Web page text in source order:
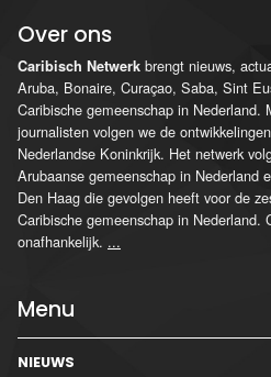
Over ons
Caribisch Netwerk brengt nieuws,
Aruba, Bonaire, Curaçao, Saba, Sint
Caribische gemeenschap in Nederland.
journalisten volgen we de
Nederlandse Koninkrijk. Het netwerk
Arubaanse gemeenschap in Nederland
Den Haag die gevolgen heeft voor de
Caribische gemeenschap in Nederland.
onafhankelijk. ...
Menu
NIEUWS